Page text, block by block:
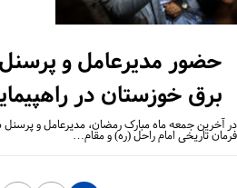
حضور مدیرعامل و
برق خوزستان در
آخرین جمعه ماه مبارک رمضان، مدیرعامل و پرسنل
تاریخی امام راحل (ره) و مقام…